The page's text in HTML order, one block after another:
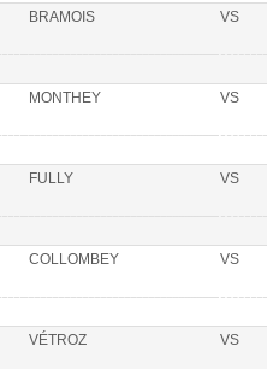
BRAMOIS VS
MONTHEY VS
FULLY VS
COLLOMBEY VS
VÉTROZ VS